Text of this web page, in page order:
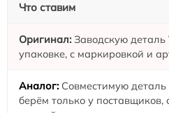
Что ставим
Заводскую
упаковке, с маркировкой и
Совместимую
берём только у